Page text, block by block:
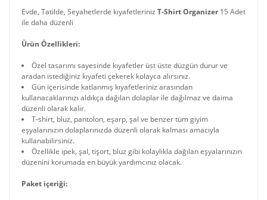
Evde, Tatilde, Seyahetlerde kıyafetleriniz T-Shirt Organizer15 Adet
ile daha düzenli
Ürün Özellikleri:
Özel tasarımı sayesinde kıyafetler üst üste düzgün durur ve
aradan istediğiniz kıyafeti çekerek kolayca alırsınız.
Gün içerisinde katlanmış kıyafetleriniz arasından
kullanacaklarınızı aldıkça dağılan dolaplar ile dağılmaz ve daima
düzenli olarak kalır.
T-shirt, bluz, pantolon, eşarp, şal ve benzer tüm giyim
eşyalarınızın dolaplarınızda düzenli olarak kalması amacıyla
kullanabilirsiniz.
Özellikle ipek, şal, tişort, bluz gibi kolaylıkla dağılan eşyalarınızın
düzenini korumada en büyük yardımcınız olacak.
Paket içeriği: